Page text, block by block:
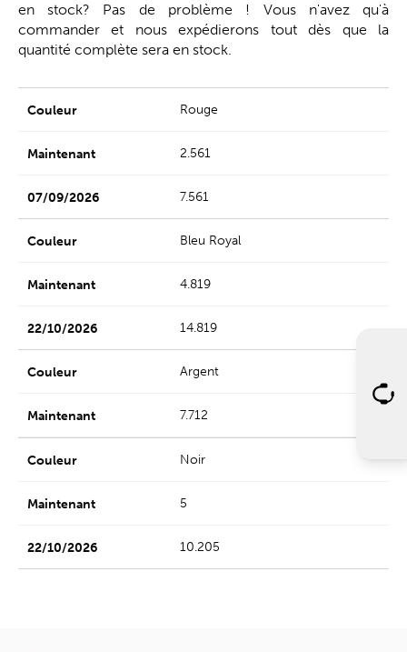
en stock? Pas de problème ! Vous n'avez qu'à
commander et nous expédierons tout dès que la
quantité complète sera en stock.
Rouge
2.561
7.561
Bleu Royal
4.819
14.819
Argent
7.712
Noir
5
10.205